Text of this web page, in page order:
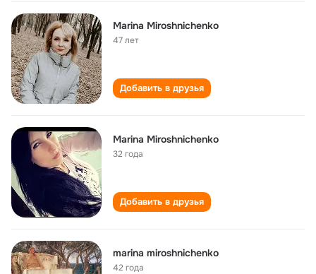
Marina Miroshnichenko
47 лет
Добавить в друзья
Marina Miroshnichenko
32 года
Добавить в друзья
marina miroshnichenko
42 года